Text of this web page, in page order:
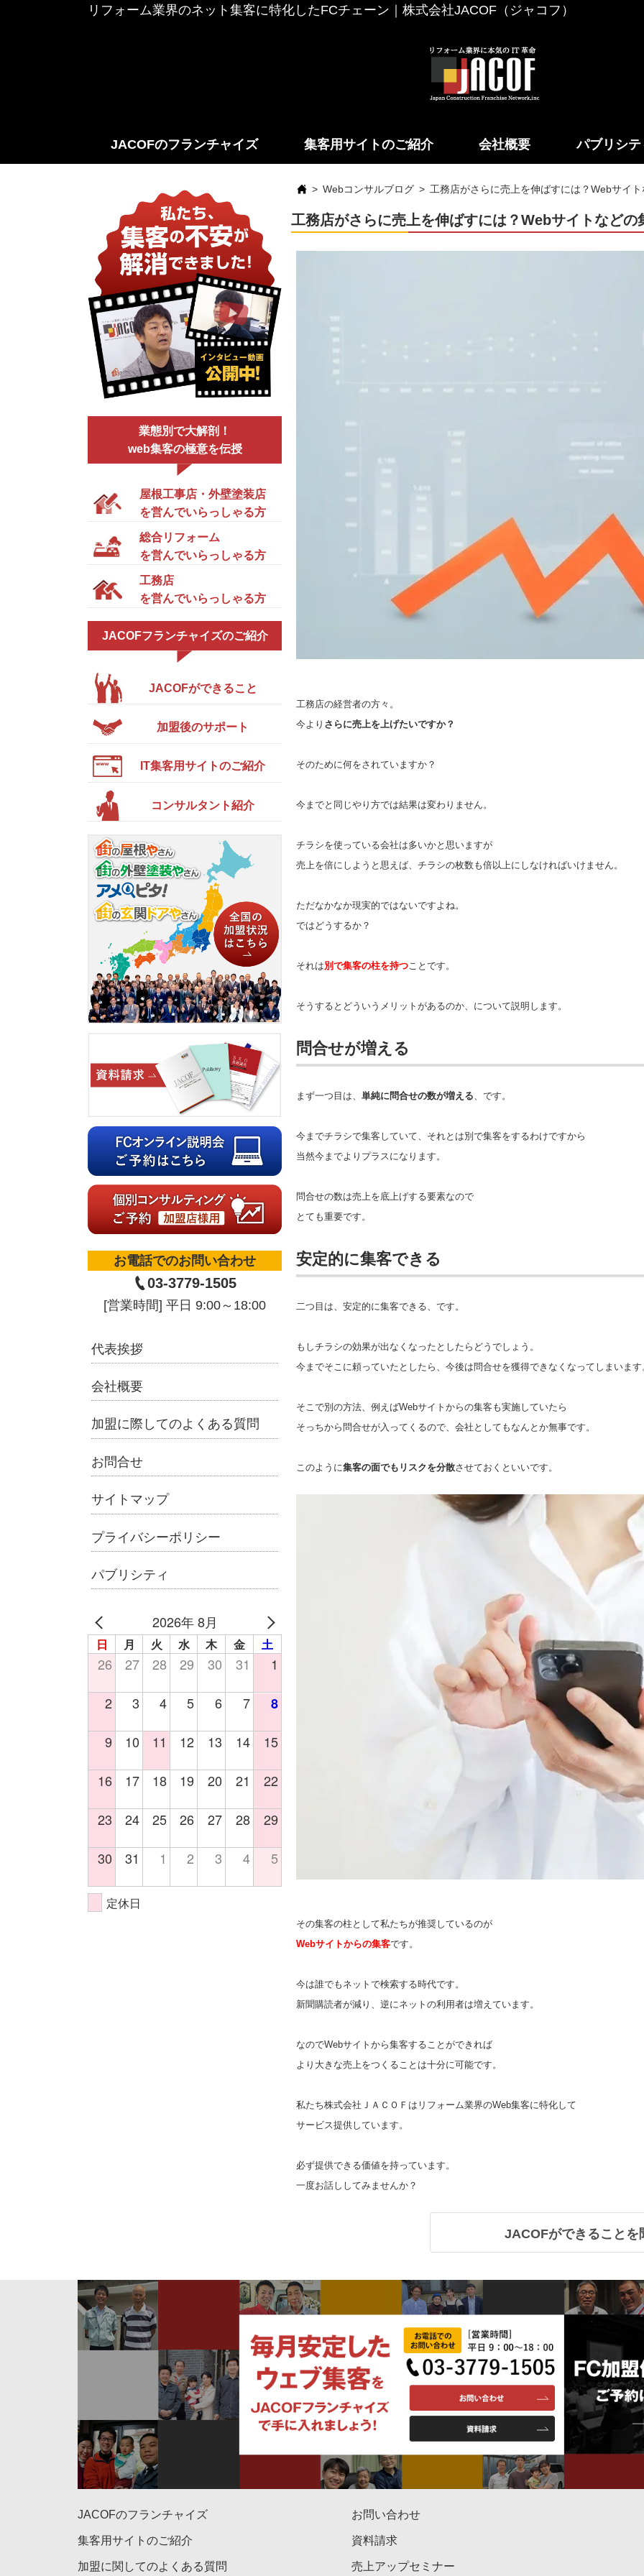
リフォーム業界のネット集客に特化したFCチェーン｜株式会社JACOF（ジャコフ）
JACOFのフランチャイズ 集客用サイトのご紹介 会社概要 パブリシテ
Webコンサルブログ 工務店がさらに売上を伸ばすには？Webサイ
工務店がさらに売上を伸ばすには？Webサイトなど
工務店の経営者の方々。
今より さらに売上を上げたいですか？
そのために何をされていますか？
今までと同じやり方では結果は変わりません。
チラシを使っている会社は多いかと思いますが
売上を倍にしようと思えば、チラシの枚数も倍以上にしなければいけません。
ただなかなか現実的ではないですよね。
ではどうするか？
それは別で集客の柱を持つことです。
そうするとどういうメリットがあるのか、について説明します。
問合せが増える
まず一つ目は、 単純に問合せの数が増える 、です。
今までチラシで集客していて、それとは別で集客をするわけですから
当然今までよりプラスになります。
問合せの数は売上を底上げする要素なので
とても重要です。
安定的に集客できる
二つ目は、安定的に集客できる、です。
もしチラシの効果が出なくなったとしたらどうでしょう。
今までそこに頼っていたとしたら、今後は問合せを獲得できなくなってしまいます
そこで別の方法、例えばWebサイトからの集客も実施していたら
そっちから問合せが入ってくるので、会社としてもなんとか無事です。
このように集客の面でもリスクを分散させておくといいです。
その集客の柱として私たちが推奨しているのが
Webサイトからの集客です。
今は誰でもネットで検索する時代です。
新聞購読者が減り、逆にネットの利用者は増えています。
なのでWebサイトから集客することができれば
より大きな売上をつくることは十分に可能です。
私たち株式会社ＪＡＣＯＦはリフォーム業界のWeb集客に特化して
サービス提供しています。
必ず提供できる価値を持っています。
一度お話ししてみませんか？
JACOFができることを
業態別で大解剖！
web集客の極意を伝授
屋根工事店・外壁塗装店
を営んでいらっしゃる方
総合リフォーム
を営んでいらっしゃる方
工務店
を営んでいらっしゃる方
JACOFフランチャイズのご紹介
JACOFができること
加盟後のサポート
IT集客用サイトのご紹介
コンサルタント紹介
お電話でのお問い合わせ
03-3779-1505
代表挨拶
会社概要
加盟に際してのよくある質問
お問合せ
サイトマップ
プライバシーポリシー
パブリシティ
2026年 8月
日 月 火 水 木 金 土
26 27 28 29 30 31 1
2 3 4 5 6 7 8
9 10 11 12 13 14 15
16 17 18 19 20 21 22
23 24 25 26 27 28 29
30 31 1 2 3 4 5
定休日
JACOFのフランチャイズ
集客用サイトのご紹介
加盟に関してのよくある質問
お問い合わせ
資料請求
売上アップセミナー